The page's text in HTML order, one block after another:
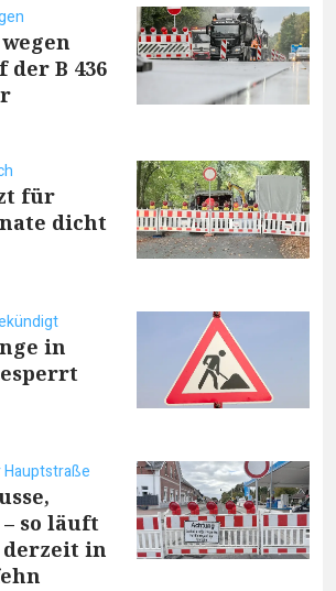
der B 436
für
dicht
in
so läuft
in